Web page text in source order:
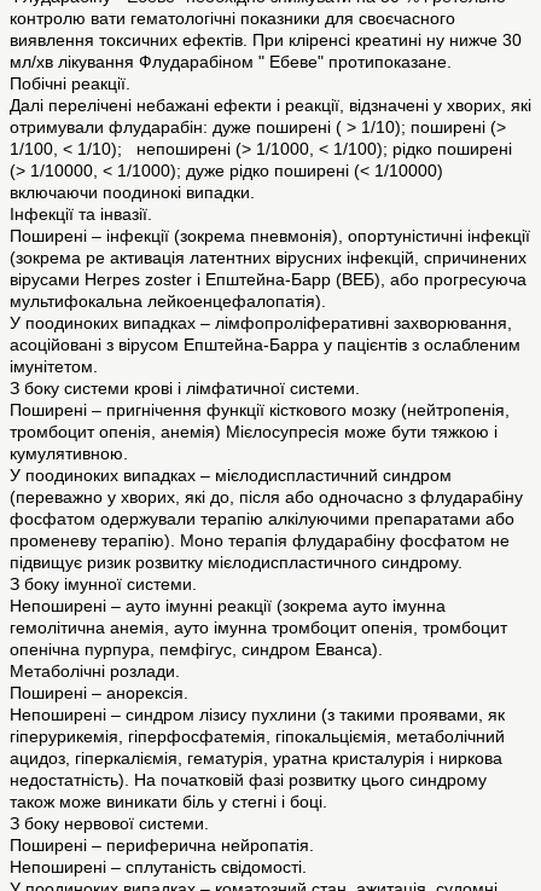
контролю вати гематологічні показники для своєчасного
виявлення токсичних ефектів. При кліренсі креатині ну нижче 30
мл/хв лікування Флударабіном " Ебеве" протипоказане.
Побічні реакції.
Далі перелічені небажані ефекти і реакції, відзначені у хворих, які
отримували флударабін: дуже поширені ( > 1/10); поширені (>
1/100, < 1/10); непоширені (> 1/1000, < 1/100); рідко поширені
(> 1/10000, < 1/1000); дуже рідко поширені (< 1/10000)
включаючи поодинокі випадки.
Інфекції та інвазії.
Поширені – інфекції (зокрема пневмонія), опортуністичні інфекції
(зокрема ре активація латентних вірусних інфекцій, спричинених
вірусами Herpes zoster і Епштейна-Барр (ВЕБ), або прогресуюча
мультифокальна лейкоенцефалопатія).
У поодиноких випадках – лімфопроліферативні захворювання,
асоційовані з вірусом Епштейна-Барра у пацієнтів з ослабленим
імунітетом.
З боку системи крові і лімфатичної системи.
Поширені – пригнічення функції кісткового мозку (нейтропенія,
тромбоцит опенія, анемія) Мієлосупресія може бути тяжкою і
кумулятивною.
У поодиноких випадках – мієлодиспластичний синдром
(переважно у хворих, які до, після або одночасно з флударабіну
фосфатом одержували терапію алкілуючими препаратами або
променеву терапію). Моно терапія флударабіну фосфатом не
підвищує ризик розвитку мієлодиспластичного синдрому.
З боку імунної системи.
Непоширені – ауто імунні реакції (зокрема ауто імунна
гемолітична анемія, ауто імунна тромбоцит опенія, тромбоцит
опенічна пурпура, пемфігус, синдром Еванса).
Метаболічні розлади.
Поширені – анорексія.
Непоширені – синдром лізису пухлини (з такими проявами, як
гіперурикемія, гіперфосфатемія, гіпокальціємія, метаболічний
ацидоз, гіперкаліємія, гематурія, уратна кристалурія і ниркова
недостатність). На початковій фазі розвитку цього синдрому
також може виникати біль у стегні і боці.
З боку нервової системи.
Поширені – периферична нейропатія.
Непоширені – сплутаність свідомості.